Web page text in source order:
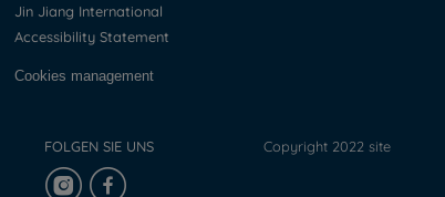
Jin Jiang International
Accessibility Statement
Cookies management
FOLGEN SIE UNS Copyright 2022 site